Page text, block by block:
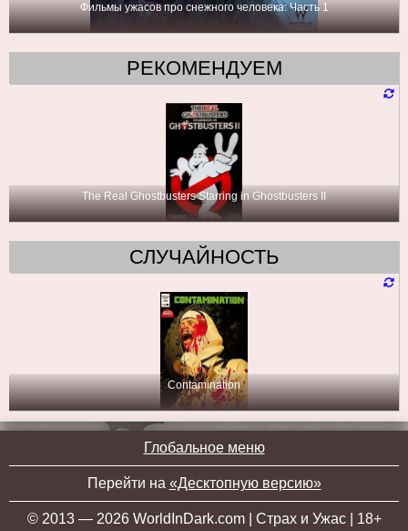
Фильмы ужасов про снежного человека: Часть 1
РЕКОМЕНДУЕМ
The Real Ghostbusters Starring in Ghostbusters II
СЛУЧАЙНОСТЬ
Contamination
Глобальное меню
Перейти на «Десктопную версию»
© 2013 — 2026 WorldInDark.com | Страх и Ужас | 18+